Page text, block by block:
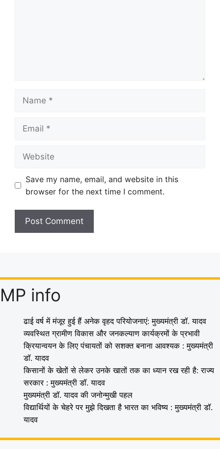
Save my name, email, and website in this
browser for the next time I comment.
MP info
ढाई वर्ष में मंजूर हुई हैं अनेक वृहद परियोजनाएं: मुख्यमंत्री डॉ. यादव
व्यवस्थित ग्रामीण विकास और जनकल्याण कार्यक्रमों के प्रभावी
क्रियान्वयन के लिए पंचायतों को सशक्त बनाना आवश्यक : मुख्यमंत्री
डॉ. यादव
किसानों के खेतों से लेकर उनके खातों तक का ध्यान रख रही है: राज्य
सरकार : मुख्यमंत्री डॉ. यादव
मुख्यमंत्री डॉ. यादव की जनोन्मुखी पहल
विद्यार्थियों के चेहरे पर मुझे दिखता है भारत का भविष्य : मुख्यमंत्री डॉ.
यादव